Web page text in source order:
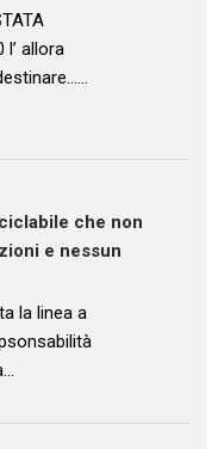
l’ allora
che non
e nessun
la linea a